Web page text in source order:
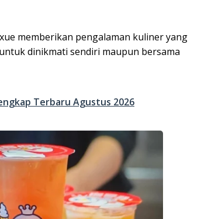
memberikan pengalaman kuliner yang
dinikmati sendiri maupun bersama
Terbaru Agustus 2026